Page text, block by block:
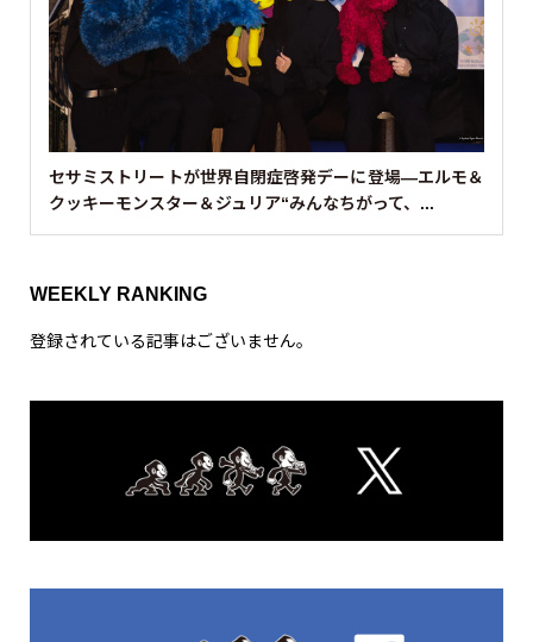
セサミストリートが世界自閉症啓発デーに登場—エルモ＆
クッキーモンスター＆ジュリア“みんなちがって、...
WEEKLY RANKING
登録されている記事はございません。